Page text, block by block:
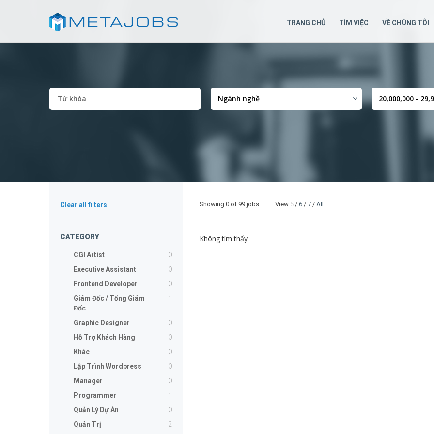
TRANG CHỦ TÌM VIỆC VỀ CHÚNG TÔI
Clear all filters
CATEGORY
CGI Artist 0
Executive Assistant 0
Frontend Developer 0
Giám Đốc / Tổng Giám
Đốc
1
Graphic Designer 0
Hỗ Trợ Khách Hàng 0
Khác 0
Lập Trình Wordpress 0
Manager 0
Programmer 1
Quản Lý Dự Án 0
Quản Trị 2
Showing 0 of 99 jobs View 5 / 6 / 7 / All
Không tìm thấy